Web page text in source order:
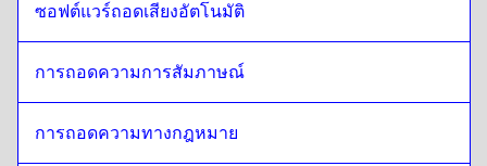
ซอฟต์แวร์ถอดเสียงอัตโนมัติ
การถอดความการสัมภาษณ์
การถอดความทางกฎหมาย